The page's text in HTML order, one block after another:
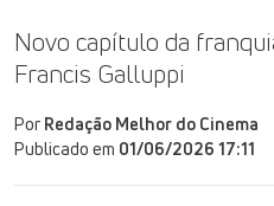
Novo capítulo da
Francis Galluppi
Por Redação Melhor do Cinema
Publicado em 01/06/2026 17:11